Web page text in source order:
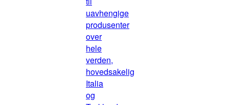
uavhengige
produsenter
over
hele
verden,
hovedsakelig
Italia
og